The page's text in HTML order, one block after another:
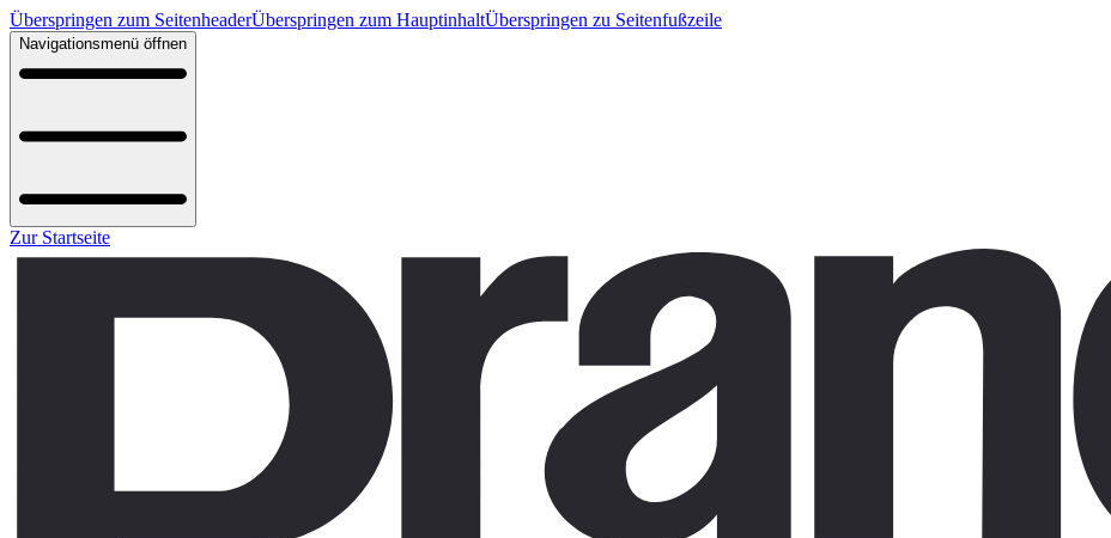
Überspringen zum SeitenheaderÜberspringen zum HauptinhaltÜberspringen zu Seitenfußzeile
Navigationsmenü öffnen
Zur Startseite